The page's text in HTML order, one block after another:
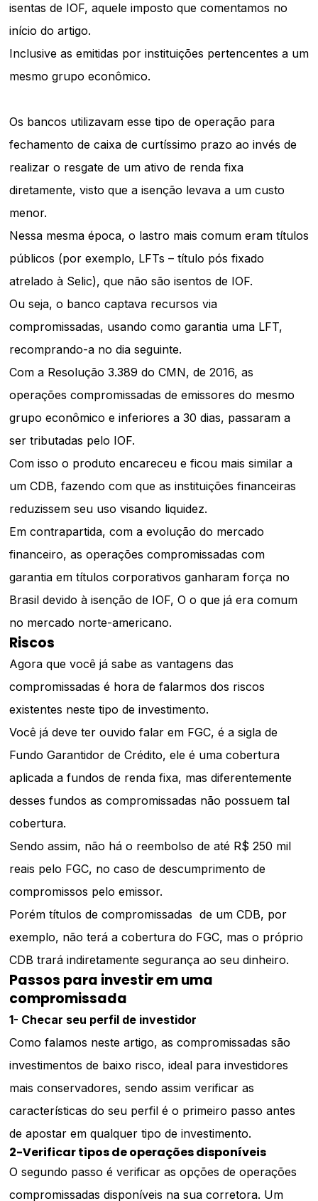
isentas de IOF, aquele imposto que comentamos no
início do artigo.
Inclusive as emitidas por instituições pertencentes a um
mesmo grupo econômico.
Os bancos utilizavam esse tipo de operação para
fechamento de caixa de curtíssimo prazo ao invés de
realizar o resgate de um ativo de renda fixa
diretamente, visto que a isenção levava a um custo
menor.
Nessa mesma época, o lastro mais comum eram títulos
públicos (por exemplo, LFTs – título pós fixado
atrelado à Selic), que não são isentos de IOF.
Ou seja, o banco captava recursos via
compromissadas, usando como garantia uma LFT,
recomprando-a no dia seguinte.
Com a Resolução 3.389 do CMN, de 2016, as
operações compromissadas de emissores do mesmo
grupo econômico e inferiores a 30 dias, passaram a
ser tributadas pelo IOF.
Com isso o produto encareceu e ficou mais similar a
um CDB, fazendo com que as instituições financeiras
reduzissem seu uso visando liquidez.
Em contrapartida, com a evolução do mercado
financeiro, as operações compromissadas com
garantia em títulos corporativos ganharam força no
Brasil devido à isenção de IOF, O o que já era comum
no mercado norte-americano.
Riscos
Agora que você já sabe as vantagens das
compromissadas é hora de falarmos dos riscos
existentes neste tipo de investimento.
Você já deve ter ouvido falar em FGC, é a sigla de
Fundo Garantidor de Crédito, ele é uma cobertura
aplicada a fundos de renda fixa, mas diferentemente
desses fundos as compromissadas não possuem tal
cobertura.
Sendo assim, não há o reembolso de até R$ 250 mil
reais pelo FGC, no caso de descumprimento de
compromissos pelo emissor.
Porém títulos de compromissadas de um CDB, por
exemplo, não terá a cobertura do FGC, mas o próprio
CDB trará indiretamente segurança ao seu dinheiro.
Passos para investir em uma
compromissada
1- Checar seu perfil de investidor
Como falamos neste artigo, as compromissadas são
investimentos de baixo risco, ideal para investidores
mais conservadores, sendo assim verificar as
características do seu perfil é o primeiro passo antes
de apostar em qualquer tipo de investimento.
2-Verificar tipos de operações disponíveis
O segundo passo é verificar as opções de operações
compromissadas disponíveis na sua corretora. Um